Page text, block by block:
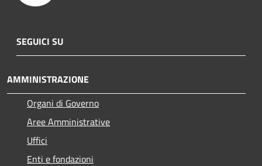
SEGUICI SU
AMMINISTRAZIONE
Organi di Governo
Aree Amministrative
Uffici
Enti e fondazioni